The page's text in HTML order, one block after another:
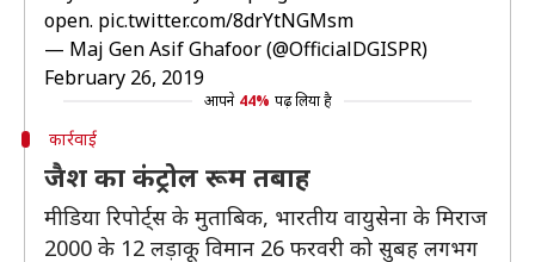
open. pic.twitter.com/8drYtNGMsm
— Maj Gen Asif Ghafoor (@OfficialDGISPR)
February 26, 2019
आपने 44% पढ़ लिया है
कार्रवाई
जैश का कंट्रोल रूम तबाह
मीडिया रिपोर्ट्स के मुताबिक, भारतीय वायुसेना के मिराज
2000 के 12 लड़ाकू विमान 26 फरवरी को सुबह लगभग